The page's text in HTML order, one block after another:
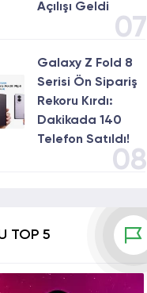
Açılışı Geldi
07
Galaxy Z Fold 8
Serisi Ön Sipariş
Rekoru Kırdı:
Dakikada 140
Telefon Satıldı!
08
TOP 5